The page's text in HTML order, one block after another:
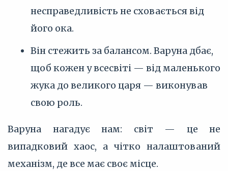
несправедливість не сховається від
його ока.
Він стежить за балансом. Варуна дбає,
щоб кожен у всесвіті — від маленького
жука до великого царя — виконував
свою роль.
Варуна нагадує нам: світ — це не
випадковий хаос, а чітко налаштований
механізм, де все має своє місце.